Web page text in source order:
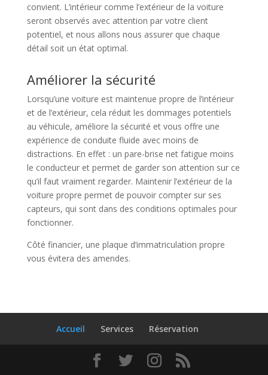
convient. L’intérieur comme l’extérieur de la voiture
seront observés avec attention par votre client
potentiel, et nous allons nous assurer que chaque
détail soit un état optimal.
Améliorer la sécurité
Lorsqu’une voiture est maintenue propre de l’intérieur
et de l’extérieur, cela réduit les dommages potentiels
au véhicule, améliore la sécurité et vous offre une
expérience de conduite fluide avec moins de
distractions. En effet : un pare-brise net fatigue moins
le conducteur et permet de garder son attention sur ce
qu’il faut vraiment regarder. Maintenir l’extérieur de la
voiture propre permet de pouvoir compter sur ses
capteurs, qui sont dans des conditions optimales pour
fonctionner.
Côté financier, une plaque d’immatriculation propre
vous évitera des amendes.
Accueil Services Réservation